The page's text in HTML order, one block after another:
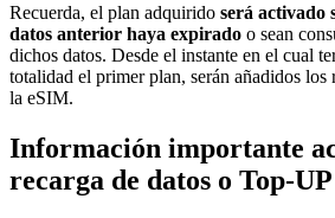
Recuerda, el plan adquirido será activado
datos anterior haya expirado o sean
dichos datos. Desde el instante en el cual
totalidad el primer plan, serán añadidos los
la eSIM.
Información importante
recarga de datos o Top-